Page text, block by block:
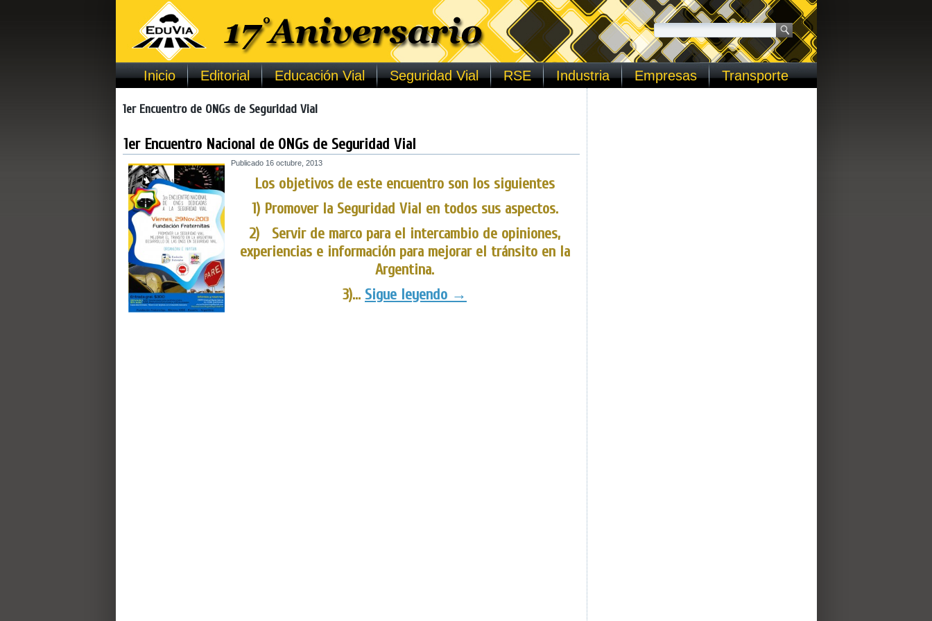
Inicio Editorial Educación Vial Seguridad Vial RSE Industria Empresas Transporte
1er Encuentro de ONGs de Seguridad Vial
1er Encuentro Nacional de ONGs de Seguridad Vial
Publicado 16 octubre, 2013
Los objetivos de este encuentro son los siguientes
1) Promover la Seguridad Vial en todos sus aspectos.
2) Servir de marco para el intercambio de opiniones,
experiencias e información para mejorar el tránsito en la
Argentina.
3)… Sigue leyendo →